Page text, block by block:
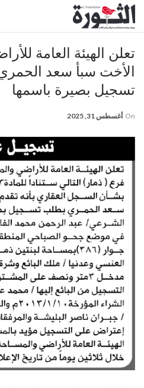
تعلن الهيئة العامة
الأخت سبأ سعد
تسجيل بصيرة باسمها
On أغسطس 31, 2025